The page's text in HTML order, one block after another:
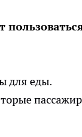
для еды.